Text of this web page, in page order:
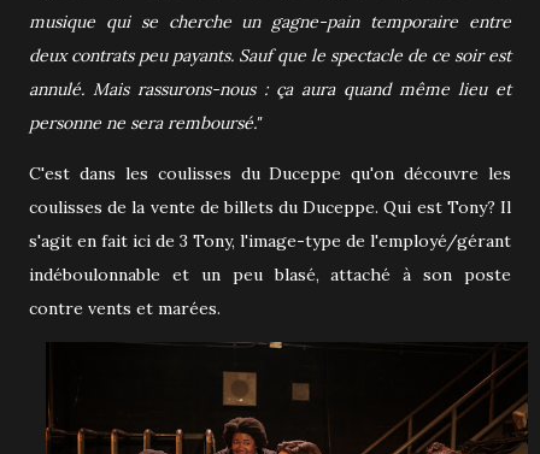
musique qui se cherche un gagne-pain temporaire entre
deux contrats peu payants. Sauf que le spectacle de ce soir est
annulé. Mais rassurons-nous : ça aura quand même lieu et
personne ne sera remboursé."
C'est dans les coulisses du Duceppe qu'on découvre les
coulisses de la vente de billets du Duceppe. Qui est Tony? Il
s'agit en fait ici de 3 Tony, l'image-type de l'employé/gérant
indéboulonnable et un peu blasé, attaché à son poste
contre vents et marées.